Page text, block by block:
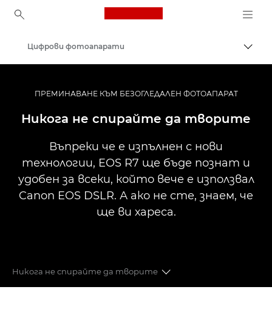
Canon Logo, back to
Цифрови фотоапарати
ПРЕМИНАВАНЕ КЪМ БЕЗОГЛЕДАЛЕН ФОТОАПАРАТ
Никога не спирайте да творите
Въпреки че е изпълнен с нови
технологии, EOS R7 ще бъде познат и
удобен за всеки, който вече е използвал
Canon EOS DSLR. А ако не сте, знаем, че
ще ви хареса.
Никога не спирайте да творите